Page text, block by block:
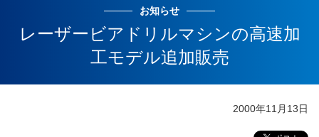
お知らせ
レーザービアドリルマシンの高速加
工モデル追加販売
2000年11月13日